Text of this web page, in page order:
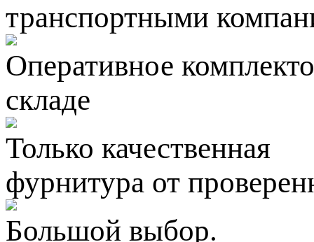
транспортными
Оперативное
складе
Только качественная
фурнитура от
Большой выбор.